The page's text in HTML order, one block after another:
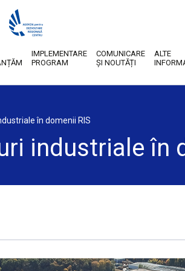
IMPLEMENTARE
PROGRAM
COMUNICARE
ȘI NOUTĂȚI
ALTE
în domenii RIS
industriale în